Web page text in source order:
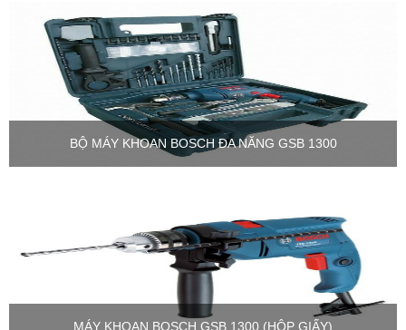
BỘ MÁY KHOAN BOSCH ĐA NĂNG GSB 1300
MÁY KHOAN BOSCH GSB 1300 (HỘP GIẤY)